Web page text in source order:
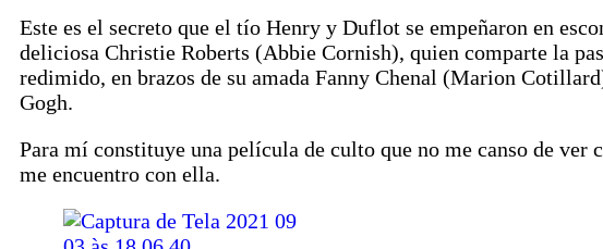
Este es el secreto que el tío Henry y Duflot se empeñaron en
deliciosa Christie Roberts (Abbie Cornish), quien comparte la
redimido, en brazos de su amada Fanny Chenal (Marion
Gogh.
Para mí constituye una película de culto que no me canso de
me encuentro con ella.